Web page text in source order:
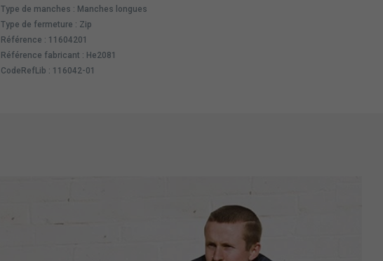
Type de manches : Manches longues
Type de fermeture : Zip
Référence : 11604201
Référence fabricant : He2081
CodeRefLib : 116042-01